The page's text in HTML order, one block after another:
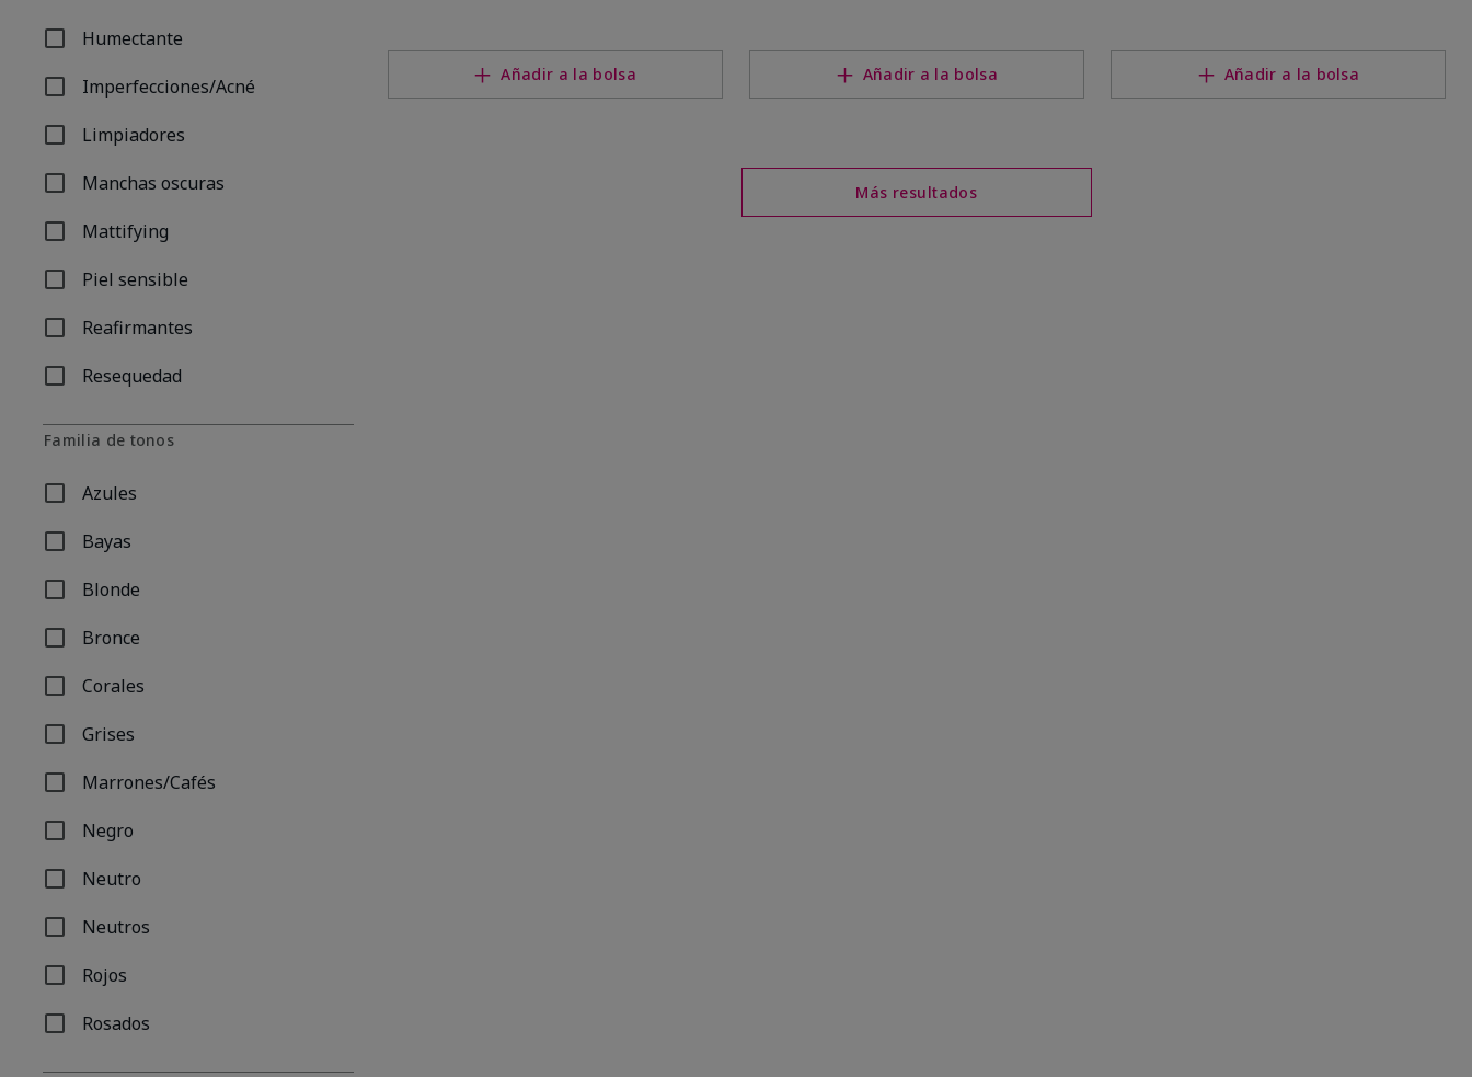
Humectante
Refinar por Problema: Humectante
Imperfecciones/Acné
Refinar por Problema: Imperfecciones/Acné
Limpiadores
Refinar por Problema: Limpiadores
Manchas oscuras
Refinar por Problema: Manchas oscuras
Mattifying
Refinar por Problema: Mattifying
Piel sensible
Refinar por Problema: Piel sensible
Reafirmantes
Refinar por Problema: Reafirmantes
Resequedad
Refinar por Problema: Resequedad
Familia de tonos
Azules
Refinar por Familia de tonos: Azules
Bayas
Refinar por Familia de tonos: Bayas
Blonde
Refinar por Familia de tonos: Blonde
Bronce
Refinar por Familia de tonos: Bronce
Corales
Refinar por Familia de tonos: Corales
Grises
Refinar por Familia de tonos: Grises
Marrones/Cafés
Refinar por Familia de tonos: Marrones/Cafés
Negro
Refinar por Familia de tonos: Negro
Neutro
Refinar por Familia de tonos: Neutro
Neutros
Refinar por Familia de tonos: Neutros
Rojos
Refinar por Familia de tonos: Rojos
Rosados
Refinar por Familia de tonos: Rosados
Añadir a la bolsa Añadir a la bolsa Añadir a la bolsa
Más resultados